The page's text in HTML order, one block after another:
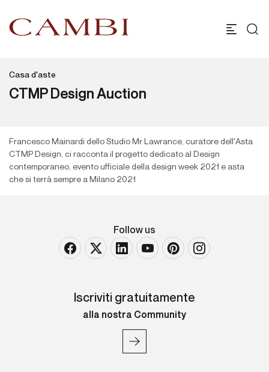
Casa d'aste
CTMP Design Auction
Francesco Mainardi dello Studio Mr Lawrance, curatore dell'Asta
CTMP Design, ci racconta il progetto dedicato al Design
contemporaneo, evento ufficiale della design week 2021 e asta
che si terrà sempre a Milano 2021
Follow us
Iscriviti gratuitamente
alla nostra Community